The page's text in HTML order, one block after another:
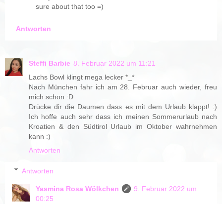
sure about that too =)
Antworten
Steffi Barbie 8. Februar 2022 um 11:21
Lachs Bowl klingt mega lecker *_*
Nach München fahr ich am 28. Februar auch wieder, freu
mich schon :D
Drücke dir die Daumen dass es mit dem Urlaub klappt! :)
Ich hoffe auch sehr dass ich meinen Sommerurlaub nach
Kroatien & den Südtirol Urlaub im Oktober wahrnehmen
kann :)
Antworten
Antworten
Yasmina Rosa Wölkchen
9. Februar 2022 um
00:25